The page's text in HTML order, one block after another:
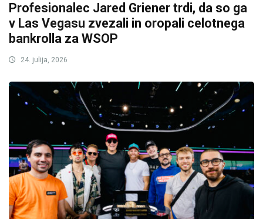
Profesionalec Jared Griener trdi, da so ga
v Las Vegasu zvezali in oropali celotnega
bankrolla za WSOP
24. julija, 2026